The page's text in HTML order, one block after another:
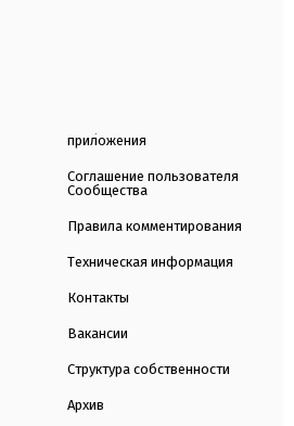
приложения
Соглашение пользователя
Сообщества
Правила комментирования
Техническая информация
Контакты
Вакансии
Структура собственности
Архив